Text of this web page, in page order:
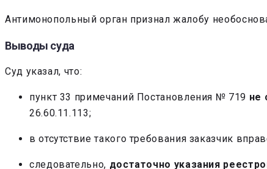
Антимонопольный орган признал жалобу
Выводы суда
Суд указал, что:
пункт 33 примечаний Постановления № 719 не
26.60.11.113;
в отсутствие такого требования заказчик
следовательно, достаточно указания